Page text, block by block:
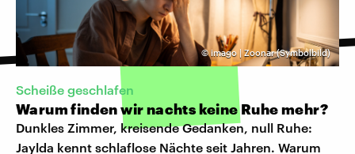
©imago | Zoonar (Symbolbild)
Scheiße geschlafen
Warum finden wir nachts keine Ruhe mehr?
Dunkles Zimmer, kreisende Gedanken, null Ruhe:
Jaylda kennt schlaflose Nächte seit Jahren. Warum